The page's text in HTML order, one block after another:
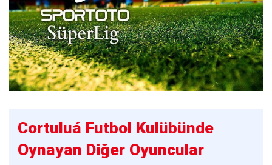
Cortuluá Futbol Kulübünde
Oynayan Diğer Oyuncular